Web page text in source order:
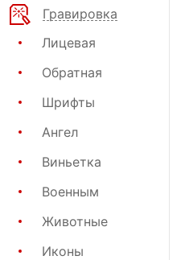
Гравировка
Лицевая
Обратная
Шрифты
Ангел
Виньетка
Военным
Животные
Иконы